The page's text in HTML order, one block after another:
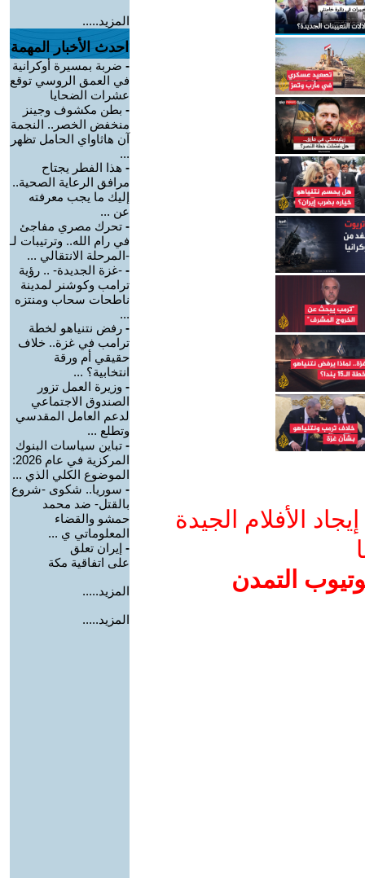
الأفلام الجيدة
التمدن
المزيد.....
احدث الأخبار المهمة
- ضربة بمسيرة أوكرانية
في العمق الروسي توقع
عشرات الضحايا
- بطن مكشوف وجينز
منخفض الخصر.. النجمة
آن هاثاواي الحامل تظهر
...
- هذا الفطر يجتاح
مرافق الرعاية الصحية..
إليك ما يجب معرفته
عن ...
- تحرك مصري مفاجئ
في رام الله.. وترتيبات لـ
-المرحلة الانتقالي ...
- -غزة الجديدة- .. رؤية
ترامب وكوشنر لمدينة
ناطحات سحاب ومنتزه
...
- رفض نتنياهو لخطة
ترامب في غزة.. خلاف
حقيقي أم ورقة
انتخابية؟ ...
- وزيرة العمل تزور
الصندوق الاجتماعي
لدعم العامل المقدسي
وتطلع ...
- تباين سياسات البنوك
المركزية في عام 2026:
الموضوع الكلي الذي ...
- سوريا.. شكوى -شروع
بالقتل- ضد محمد
حمشو والقضاء
المعلوماتي ي ...
- إيران تعلق
على اتفاقية مكة
المزيد.....
المزيد.....